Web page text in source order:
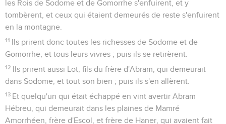
les Rois de Sodome et de Gomorrhe s'enfuirent, et y
tombèrent, et ceux qui étaient demeurés de reste s'enfuirent
en la montagne.
11 Ils prirent donc toutes les richesses de Sodome et de
Gomorrhe, et tous leurs vivres ; puis ils se retirèrent.
12 Ils prirent aussi Lot, fils du frère d'Abram, qui demeurait
dans Sodome, et tout son bien ; puis ils s'en allèrent.
13 Et quelqu'un qui était échappé en vint avertir Abram
Hébreu, qui demeurait dans les plaines de Mamré
Amorrhéen, frère d'Escol, et frère de Haner, qui avaient fait